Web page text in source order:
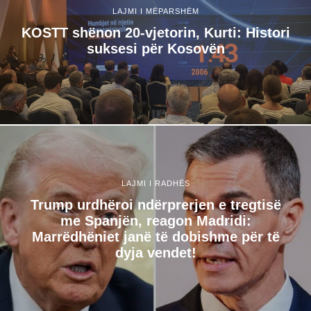
LAJMI I MËPARSHËM
KOSTT shënon 20-vjetorin, Kurti: Histori
suksesi për Kosovën
LAJMI I RADHËS
Trump urdhëroi ndërprerjen e tregtisë
me Spanjën, reagon Madridi:
Marrëdhëniet janë të dobishme për të
dyja vendet!